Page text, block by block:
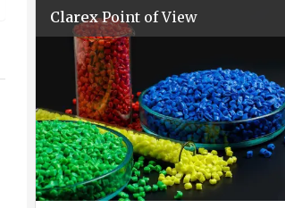
ClarexPoint of View